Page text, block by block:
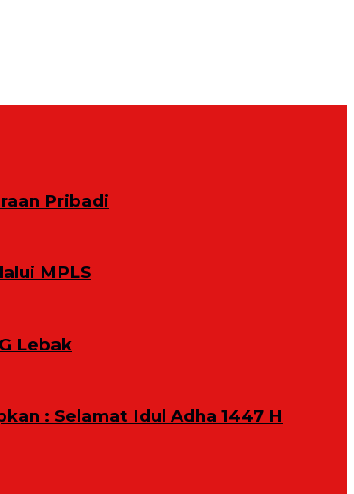
Pribadi
MPLS
Lebak
: Selamat Idul Adha 1447 H